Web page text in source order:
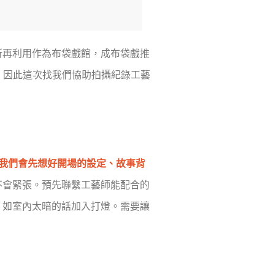
利用作為布袋戲館，成布袋戲推
此這次找我們協助拍攝紀錄工藝
們會先想好開場的設定、故事背
緊張。預先聯繫工藝師能配合的
如室內太暗的話加入打燈。需要讓